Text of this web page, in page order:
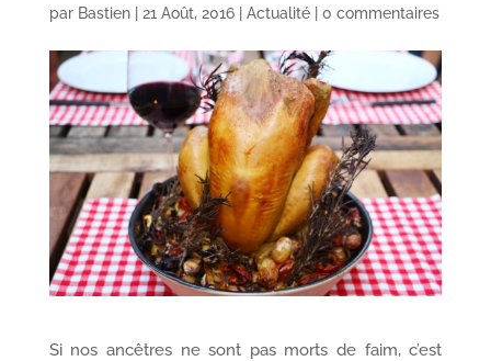
par Bastien| 21 Août, 2016| Actualité| 0 commentaires
Si nos ancêtres ne sont pas morts de faim, c’est